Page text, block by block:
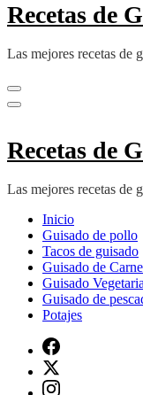
Recetas de
Las mejores recetas de
Recetas de
Las mejores recetas de
Inicio
Guisado de pollo
Tacos de guisado
Guisado de Carne
Guisado
Guisado de
Potajes